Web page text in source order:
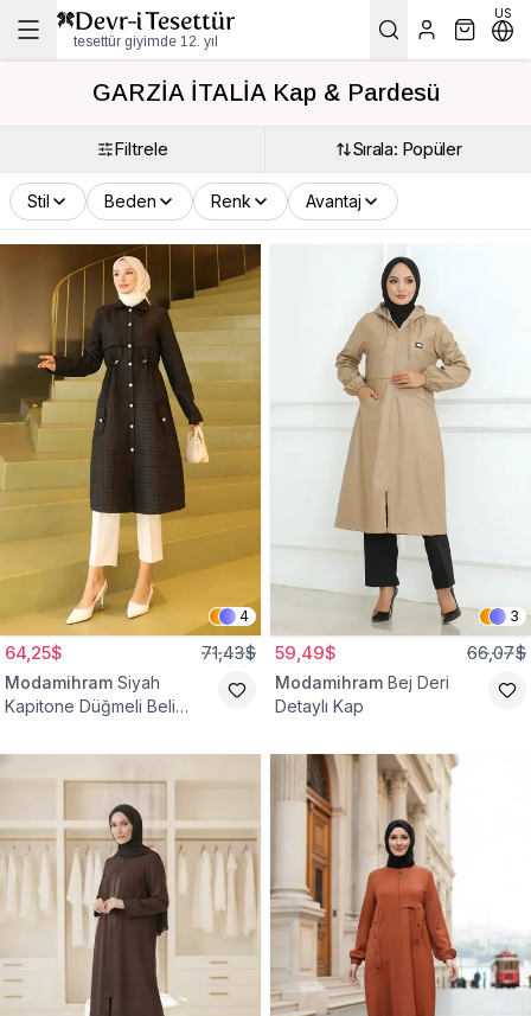
tesettür giyimde 12. yıl
US
GARZİA İTALİA Kap & Pardesü
Filtrele Sırala: Popüler
Stil Beden Renk Avantaj
4
64,25$ 71,43$
Modamihram Siyah
Kapitone Düğmeli Beli
3
59,49$ 66,07$
Modamihram Bej Deri
Detaylı Kap